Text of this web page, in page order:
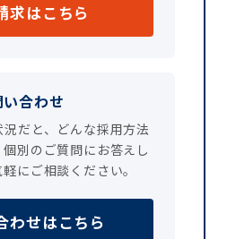
求はこちら
合わせ
況だと、どんな採用方法
別のご質問にお答えし
にご相談ください。
わせはこちら